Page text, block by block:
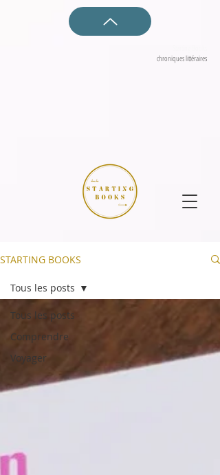
chroniques littéraires
STARTING BOOKS
Tous les posts
Comprendre
Voyager
Tous les posts